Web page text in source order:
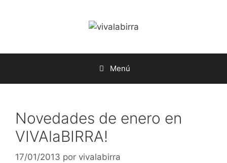
Menú
Novedades de enero en
VIVAlaBIRRA!
17/01/2013 por vivalabirra